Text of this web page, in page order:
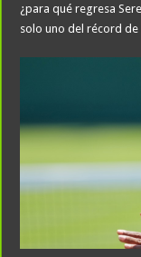
¿para qué regresa
solo uno del récord